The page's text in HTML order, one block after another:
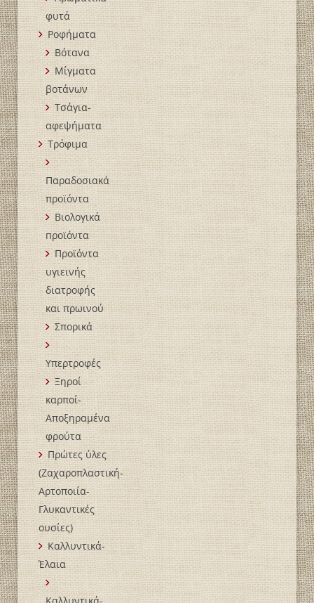
φυτά
Ροφήματα
Βότανα
Μίγματα
βοτάνων
Τσάγια-
αφεψήματα
Τρόφιμα
Παραδοσιακά
προϊόντα
Βιολογικά
пροϊόντα
Προϊόντα
υγιεινής
διατροφής
και πρωινού
Σπορικά
Υπερτροφές
Ξηροί
καρποί-
Αποξηραμένα
φρούτα
Πρώτες ύλες
(Ζαχαροπλαστική-
Αρτοποιία-
Γλυκαντικές
ουσίες)
Καλλυντικά-
Έλαια